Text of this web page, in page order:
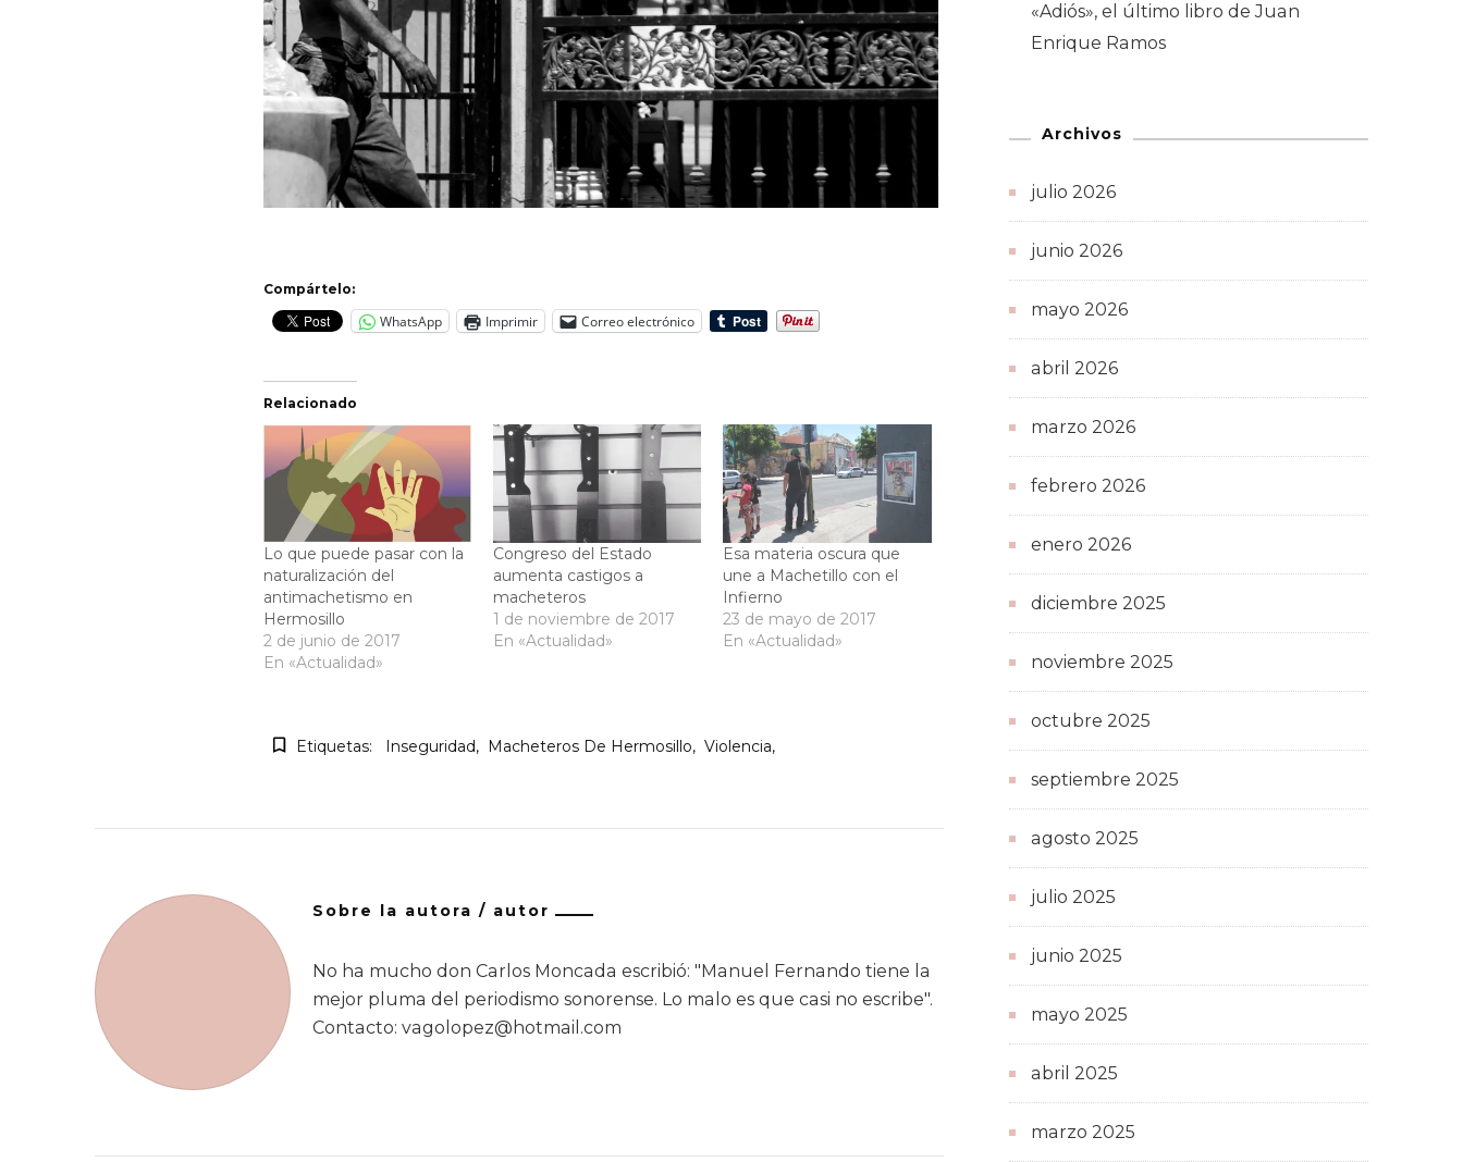
Compártelo:
WhatsApp Imprimir Correo electrónico
Relacionado
Lo que puede pasar con la
naturalización del
antimachetismo en
Hermosillo
2 de junio de 2017
En «Actualidad»
Congreso del Estado
aumenta castigos a
macheteros
1 de noviembre de 2017
En «Actualidad»
Esa materia oscura que
une a Machetillo con el
Infierno
23 de mayo de 2017
En «Actualidad»
Etiquetas: Inseguridad Macheteros De Hermosillo Violencia
Sobre la autora / autor
No ha mucho don Carlos Moncada escribió: "Manuel Fernando tiene la
mejor pluma del periodismo sonorense. Lo malo es que casi no escribe".
Contacto: vagolopez@hotmail.com
«Adiós», el último libro de Juan
Enrique Ramos
Archivos
julio 2026
junio 2026
mayo 2026
abril 2026
marzo 2026
febrero 2026
enero 2026
diciembre 2025
noviembre 2025
octubre 2025
septiembre 2025
agosto 2025
julio 2025
junio 2025
mayo 2025
abril 2025
marzo 2025